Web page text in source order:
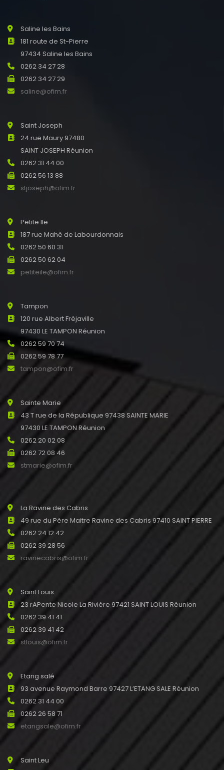
Saline les Bains
181 route de St-Pierre
97434 Saline les Bains
0262 34 27 28
0262 34 27 29
saline@ofim.fr
Saint Joseph
24 rue Maury 97480
SAINT JOSEPH Réunion
0262 31 44 00
0262 56 13 88
stjoseph@ofim.fr
Petite Ile
187 rue Mahé de Labourdonnais
0262 50 60 31
0262 50 62 04
petiteile@ofim.fr
Tampon
120 rue Albert Fréjaville
97430 LE TAMPON Réunion
0262 59 70 74
0262 59 78 77
tampon@ofim.fr
Sainte Marie
43 T rue de la République 97438 SAINTE MARIE
97430 LE TAMPON Réunion
0262 20 02 08
0262 72 08 46
stmarie@ofim.fr
La Ravine des Cabris
49 rue du Père Maitre Ravine des Cabris 97410 SAINT PIERRE
0262 24 12 42
0262 39 28 56
ravinecabris@ofim.fr
Saint Louis
23 rAPente Nicole La Rivière 97421 SAINT LOUIS Réunion
0262 39 41 41
0262 39 41 42
stlouis@ofim.fr
Etang salé
93 avenue Raymond Barre 97427 L’ETANG SALE Réunion
0262 31 44 00
0262 26 58 71
etangsale@ofim.fr
Saint Leu